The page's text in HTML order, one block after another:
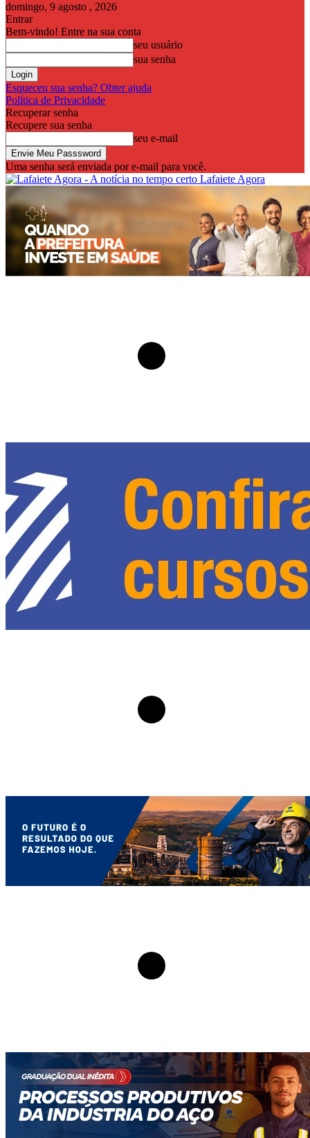
domingo, 9 agosto , 2026
Entrar
Bem-vindo! Entre na sua conta
seu usuário
sua senha
Esqueceu sua senha? Obter ajuda
Política de Privacidade
Recuperar senha
Recupere sua senha
seu e-mail
Uma senha será enviada por e-mail para você.
Lafaiete Agora